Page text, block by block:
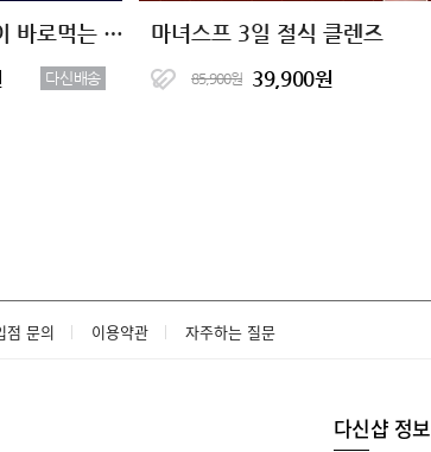
[5+5 특가] 조리없이 바로먹는 저칼로리 곤약이면 2종 (총10팩)
다신배송
마녀스프 3일 절식 클렌즈
85,900원 39,900원
점 문의 이용약관 자주하는 질문
다신샵 정보